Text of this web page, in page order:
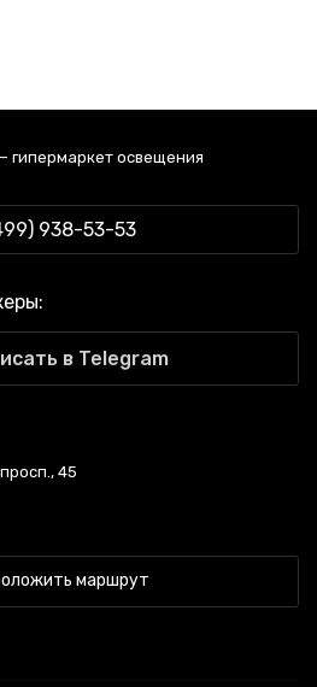
освещения
938-53-53
в Telegram
45
маршрут